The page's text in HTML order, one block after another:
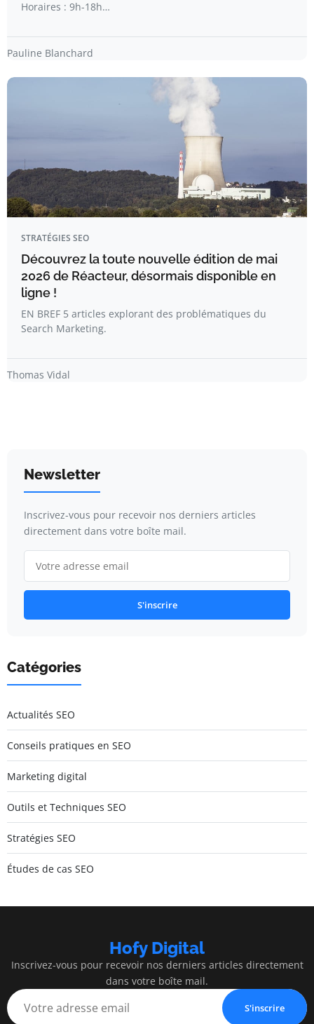
Horaires : 9h-18h…
Pauline Blanchard
STRATÉGIES SEO
Découvrez la toute nouvelle édition de mai
2026 de Réacteur, désormais disponible en
ligne !
EN BREF 5 articles explorant des problématiques du
Search Marketing.
Thomas Vidal
Newsletter
Inscrivez-vous pour recevoir nos derniers articles
directement dans votre boîte mail.
S'inscrire
Catégories
Actualités SEO
Conseils pratiques en SEO
Marketing digital
Outils et Techniques SEO
Stratégies SEO
Études de cas SEO
Hofy Digital
Inscrivez-vous pour recevoir nos derniers articles directement
dans votre boîte mail.
S'inscrire